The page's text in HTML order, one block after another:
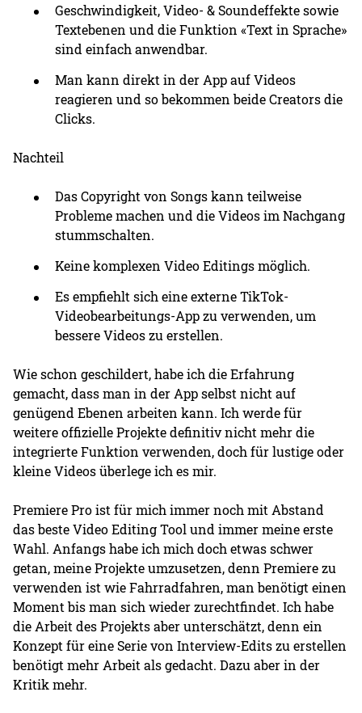
Geschwindigkeit, Video- & Soundeffekte sowie
Textebenen und die Funktion «Text in Sprache»
sind einfach anwendbar.
Man kann direkt in der App auf Videos
reagieren und so bekommen beide Creators die
Clicks.
Nachteil
Das Copyright von Songs kann teilweise
Probleme machen und die Videos im Nachgang
stummschalten.
Keine komplexen Video Editings möglich.
Es empfiehlt sich eine externe TikTok-
Videobearbeitungs-App zu verwenden, um
bessere Videos zu erstellen.
Wie schon geschildert, habe ich die Erfahrung
gemacht, dass man in der App selbst nicht auf
genügend Ebenen arbeiten kann. Ich werde für
weitere offizielle Projekte definitiv nicht mehr die
integrierte Funktion verwenden, doch für lustige oder
kleine Videos überlege ich es mir.
Premiere Pro ist für mich immer noch mit Abstand
das beste Video Editing Tool und immer meine erste
Wahl. Anfangs habe ich mich doch etwas schwer
getan, meine Projekte umzusetzen, denn Premiere zu
verwenden ist wie Fahrradfahren, man benötigt einen
Moment bis man sich wieder zurechtfindet. Ich habe
die Arbeit des Projekts aber unterschätzt, denn ein
Konzept für eine Serie von Interview-Edits zu erstellen
benötigt mehr Arbeit als gedacht. Dazu aber in der
Kritik mehr.